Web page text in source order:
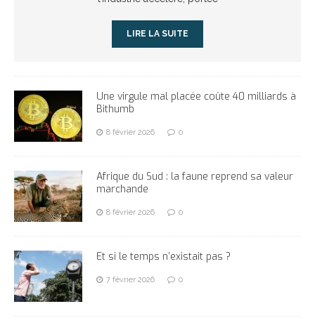
LIRE LA SUITE
Une virgule mal placée coûte 40 milliards à
Bithumb
8 février 2026 0
Afrique du Sud : la faune reprend sa valeur
marchande
8 février 2026 0
Et si le temps n’existait pas ?
7 février 2026 0